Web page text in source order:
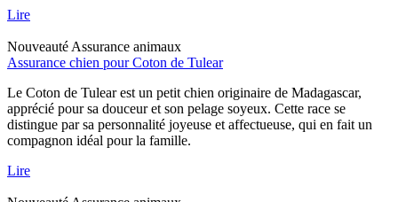
Lire
Nouveauté Assurance animaux
Assurance chien pour Coton de Tulear
Le Coton de Tulear est un petit chien originaire de Madagascar,
apprécié pour sa douceur et son pelage soyeux. Cette race se
distingue par sa personnalité joyeuse et affectueuse, qui en fait un
compagnon idéal pour la famille.
Lire